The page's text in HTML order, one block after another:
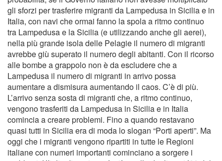
gli sforzi per trasferire migranti da Lampedusa in Sicilia e in
Italia, con navi che ormai fanno la spola a ritmo continuo
tra Lampedusa e la Sicilia (e utilizzando anche gli aerei),
nella più grande isola delle Pelagie il numero di migranti
avrebbe giù superato il numero degli abitanti. Con il ricorso
alle bombe a grappolo non è da escludere che a
Lampedusa il numero di migranti in arrivo possa
aumentare a dismisura aumentando il caos. C’è di più.
L’arrivo senza sosta di migranti che, a ritmo continuo,
vengono trasferiti da Lampedusa in Sicilia e in Italia
comincia a creare problemi. Fino a quando restavano
quasi tutti in Sicilia era di moda lo slogan “Porti aperti”. Ma
oggi che i migranti vengono ripartiti in tutte le Regioni
italiane con numeri importanti cominciano a sorgere i